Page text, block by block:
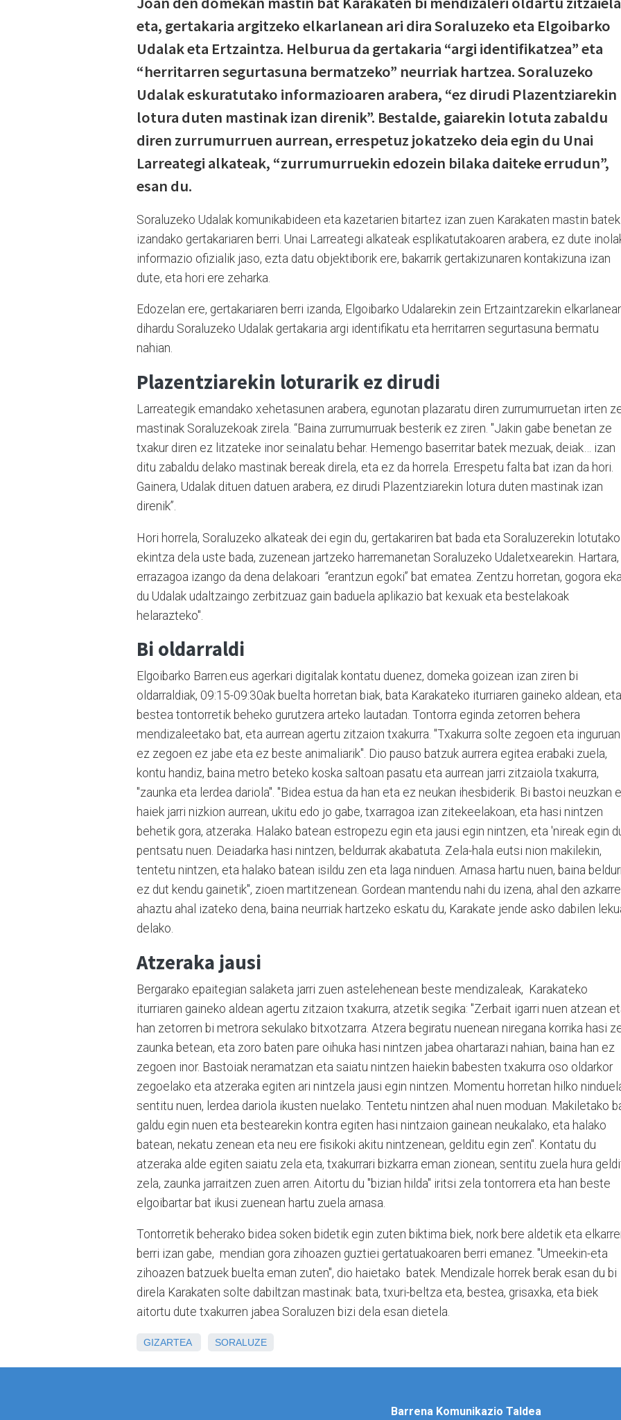
eta, gertakaria argitzeko elkarlanean ari dira Soraluzeko eta Elgoibarko
Udalak eta Ertzaintza. Helburua da gertakaria “argi identifikatzea” eta
“herritarren segurtasuna bermatzeko” neurriak hartzea. Soraluzeko
Udalak eskuratutako informazioaren arabera, “ez dirudi Plazentziarekin
lotura duten mastinak izan direnik”. Bestalde, gaiarekin lotuta zabaldu
diren zurrumurruen aurrean, errespetuz jokatzeko deia egin du Unai
Larreategi alkateak, “zurrumurruekin edozein bilaka daiteke errudun”,
esan du.
Soraluzeko Udalak komunikabideen eta kazetarien bitartez izan zuen Karakaten mastin
izandako gertakariaren berri. Unai Larreategi alkateak esplikatutakoaren arabera, ez dute
informazio ofizialik jaso, ezta datu objektiborik ere, bakarrik gertakizunaren kontakizuna izan
dute, eta hori ere zeharka.
Edozelan ere, gertakariaren berri izanda, Elgoibarko Udalarekin zein Ertzaintzarekin
dihardu Soraluzeko Udalak gertakaria argi identifikatu eta herritarren segurtasuna bermatu
nahian.
Plazentziarekin loturarik ez dirudi
Larreategik emandako xehetasunen arabera, egunotan plazaratu diren zurrumurruetan irten
mastinak Soraluzekoak zirela. “Baina zurrumurruak besterik ez ziren. "Jakin gabe benetan ze
txakur diren ez litzateke inor seinalatu behar. Hemengo baserritar batek mezuak, deiak… izan
ditu zabaldu delako mastinak bereak direla, eta ez da horrela. Errespetu falta bat izan da hori.
Gainera, Udalak dituen datuen arabera, ez dirudi Plazentziarekin lotura duten mastinak izan
direnik”.
Hori horrela, Soraluzeko alkateak dei egin du, gertakariren bat bada eta Soraluzerekin lotutako
ekintza dela uste bada, zuzenean jartzeko harremanetan Soraluzeko Udaletxearekin. Hartara,
errazagoa izango da dena delakoari “erantzun egoki” bat ematea. Zentzu horretan, gogora
du Udalak udaltzaingo zerbitzuaz gain baduela aplikazio bat kexuak eta bestelakoak
helarazteko".
Bi oldarraldi
Elgoibarko Barren.eus agerkari digitalak kontatu duenez, domeka goizean izan ziren bi
oldarraldiak, 09:15-09:30ak buelta horretan biak, bata Karakateko iturriaren gaineko aldean, eta
bestea tontorretik beheko gurutzera arteko lautadan. Tontorra eginda zetorren behera
mendizaleetako bat, eta aurrean agertu zitzaion txakurra. "Txakurra solte zegoen eta inguruan
ez zegoen ez jabe eta ez beste animaliarik". Dio pauso batzuk aurrera egitea erabaki zuela,
kontu handiz, baina metro beteko koska saltoan pasatu eta aurrean jarri zitzaiola txakurra,
"zaunka eta lerdea dariola". "Bidea estua da han eta ez neukan ihesbiderik. Bi bastoi neuzkan
haiek jarri nizkion aurrean, ukitu edo jo gabe, txarragoa izan zitekeelakoan, eta hasi nintzen
behetik gora, atzeraka. Halako batean estropezu egin eta jausi egin nintzen, eta 'nireak egin
pentsatu nuen. Deiadarka hasi nintzen, beldurrak akabatuta. Zela-hala eutsi nion makilekin,
tentetu nintzen, eta halako batean isildu zen eta laga ninduen. Arnasa hartu nuen, baina
ez dut kendu gainetik", zioen martitzenean. Gordean mantendu nahi du izena, ahal den
ahaztu ahal izateko dena, baina neurriak hartzeko eskatu du, Karakate jende asko dabilen
delako.
Atzeraka jausi
Bergarako epaitegian salaketa jarri zuen astelehenean beste mendizaleak, Karakateko
iturriaren gaineko aldean agertu zitzaion txakurra, atzetik segika: "Zerbait igarri nuen atzean
han zetorren bi metrora sekulako bitxotzarra. Atzera begiratu nuenean niregana korrika hasi
zaunka betean, eta zoro baten pare oihuka hasi nintzen jabea ohartarazi nahian, baina han ez
zegoen inor. Bastoiak neramatzan eta saiatu nintzen haiekin babesten txakurra oso oldarkor
zegoelako eta atzeraka egiten ari nintzela jausi egin nintzen. Momentu horretan hilko
sentitu nuen, lerdea dariola ikusten nuelako. Tentetu nintzen ahal nuen moduan. Makiletako
galdu egin nuen eta bestearekin kontra egiten hasi nintzaion gainean neukalako, eta halako
batean, nekatu zenean eta neu ere fisikoki akitu nintzenean, gelditu egin zen". Kontatu du
atzeraka alde egiten saiatu zela eta, txakurrari bizkarra eman zionean, sentitu zuela hura
zela, zaunka jarraitzen zuen arren. Aitortu du "bizian hilda" iritsi zela tontorrera eta han beste
elgoibartar bat ikusi zuenean hartu zuela arnasa.
Tontorretik beherako bidea soken bidetik egin zuten biktima biek, nork bere aldetik eta
berri izan gabe, mendian gora zihoazen guztiei gertatuakoaren berri emanez. "Umeekin-eta
zihoazen batzuek buelta eman zuten", dio haietako batek. Mendizale horrek berak esan du bi
direla Karakaten solte dabiltzan mastinak: bata, txuri-beltza eta, bestea, grisaxka, eta biek
aitortu dute txakurren jabea Soraluzen bizi dela esan dietela.
GIZARTEA SORALUZE
Barrena Komunikazio Taldea